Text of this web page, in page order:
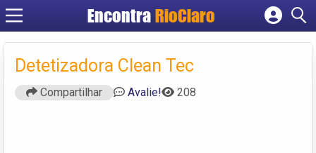
Encontra RioClaro
Cadastrar empresa
Criar conta
Detetizadora Clean Tec
Compartilhar Avalie! 208